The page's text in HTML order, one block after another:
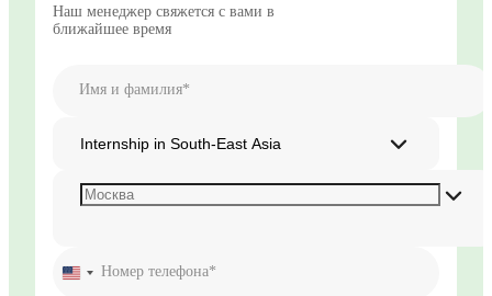
Наш менеджер свяжется с вами в
ближайшее время
Имя и фамилия*
Internship in South-East Asia
UnitedНомер телефона*